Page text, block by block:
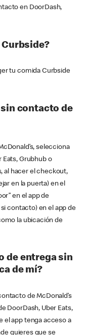
en DoorDash,
tu comida Curbside
contacto de
selecciona
Grubhub o
al hacer el checkout,
en la puerta) en el
en el app de
contacto) en el app de
la ubicación de
de entrega sin
de mí?
de McDonald’s
DoorDash, Uber Eats,
el app tenga acceso a
quieres que se